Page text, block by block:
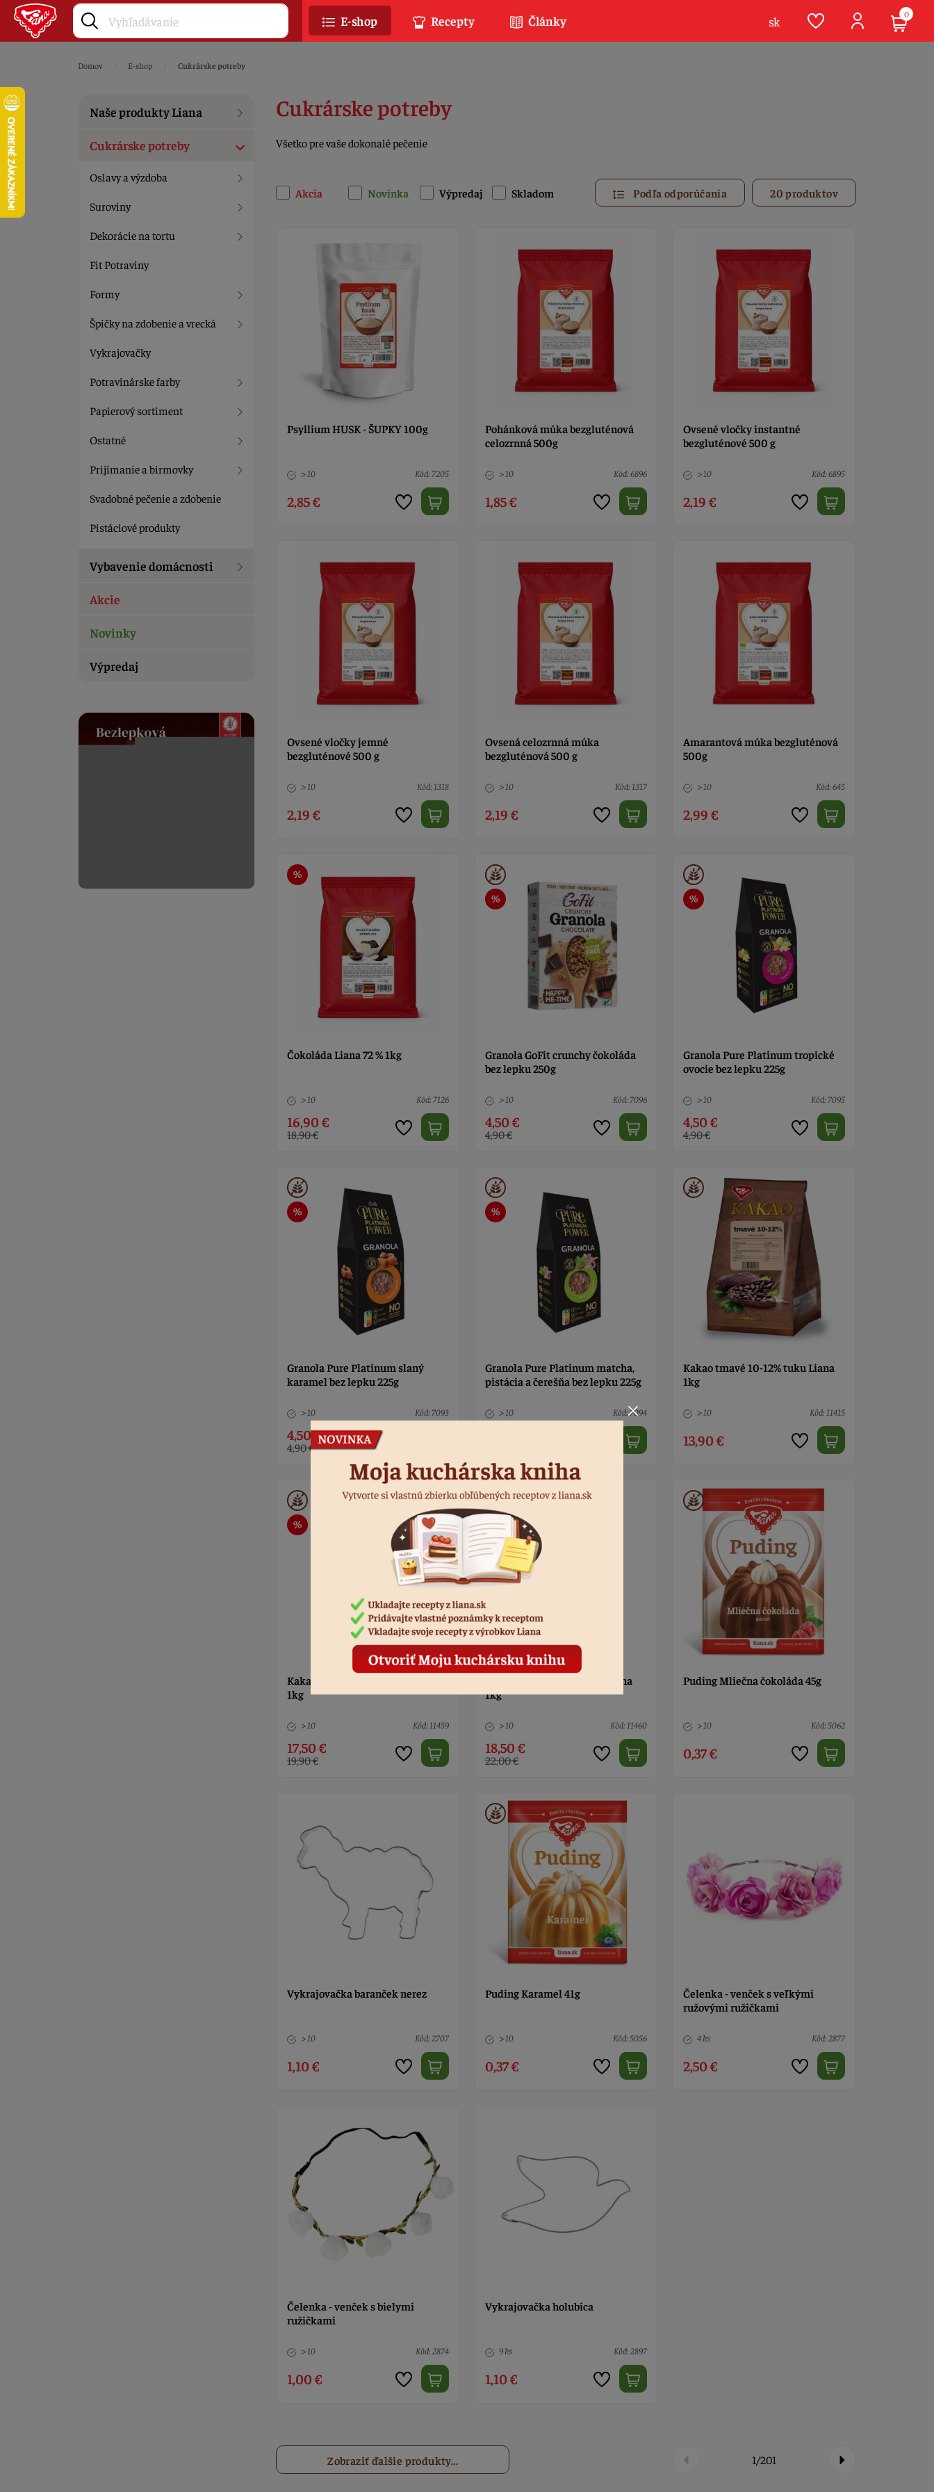
Domov E-shop Cukrárske potreby
Cukrárske potreby
Všetko pre vaše dokonalé pečenie
Akcia Novinka Výpredaj Skladom Podľa odporúčania 20 produktov
Psyllium HUSK - ŠUPKY 100g
> 10 Kód: 7205
2,85 €
Pohánková múka bezgluténová
celozrnná 500g
> 10 Kód: 6896
1,85 €
Ovsené vločky instantné
bezgluténové 500 g
> 10 Kód: 6895
2,19 €
Ovsené vločky jemné
bezgluténové 500 g
> 10 Kód: 1318
2,19 €
Ovsená celozrnná múka
bezgluténová 500 g
> 10 Kód: 1317
2,19 €
Amarantová múka bezgluténová
500g
> 10 Kód: 645
2,99 €
Čokoláda Liana 72 % 1kg
> 10 Kód: 7126
16,90 €
18,90 €
Granola GoFit crunchy čokoláda
bez lepku 250g
> 10 Kód: 7096
4,50 €
4,90 €
Granola Pure Platinum tropické
ovocie bez lepku 225g
> 10 Kód: 7095
4,50 €
4,90 €
Granola Pure Platinum slaný
karamel bez lepku 225g
> 10 Kód: 7093
4,50 €
4,90 €
Granola Pure Platinum matcha,
pistácia a čerešňa bez lepku 225g
> 10 Kód: 7094
Kakao tmavé 10-12% tuku Liana
1kg
> 10 Kód: 11415
13,90 €
Kakao holandské 10-12% Liana
1kg
> 10 Kód: 11459
17,50 €
19,90 €
Kakao holandské 20-22% Liana
1kg
> 10 Kód: 11460
18,50 €
22,00 €
Puding Mliečna čokoláda 45g
> 10 Kód: 5062
0,37 €
Vykrajovačka baranček nerez
> 10 Kód: 2707
1,10 €
Puding Karamel 41g
> 10 Kód: 5056
0,37 €
Čelenka - venček s veľkými
ružovými ružičkami
4 ks Kód: 2877
2,50 €
Čelenka - venček s bielymi
ružičkami
> 10 Kód: 2874
1,00 €
Vykrajovačka holubica
9 ks Kód: 2897
1,10 €
1/201
Zobraziť ďalšie produkty...
Naše produkty Liana
Cukrárske potreby
Oslavy a výzdoba
Suroviny
Dekorácie na tortu
Fit Potraviny
Formy
Špičky na zdobenie a vrecká
Vykrajovačky
Potravinárske farby
Papierový sortiment
Ostatné
Prijímanie a birmovky
Svadobné pečenie a zdobenie
Pistáciové produkty
Vybavenie domácnosti
Akcie
Novinky
Výpredaj
E-shop Recepty Články sk 0